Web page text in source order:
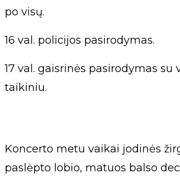
po visų.
16 val. policijos pasirodymas.
17 val. gaisrinės pasirodymas su
taikiniu.
Koncerto metu vaikai jodinės
paslėpto lobio, matuos balso